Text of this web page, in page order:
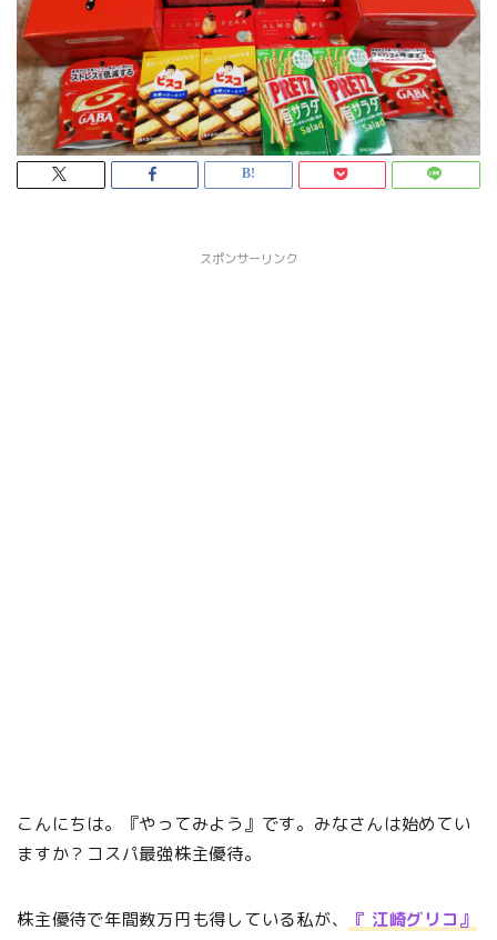
スポンサーリンク
こんにちは。『やってみよう』です。みなさんは始めてい
ますか？コスパ最強株主優待。
株主優待で年間数万円も得している私が、
『 江崎グリコ』